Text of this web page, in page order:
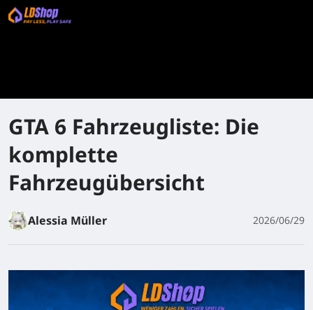
GTA 6 Fahrzeugliste: Die
komplette
Fahrzeugübersicht
Alessia Müller 2026/06/29